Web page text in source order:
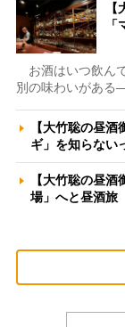
お酒はいつ飲ん
別の味わいがあ
【大竹聡の昼
ギ」を知らな
【大竹聡の昼
場」へと昼酒